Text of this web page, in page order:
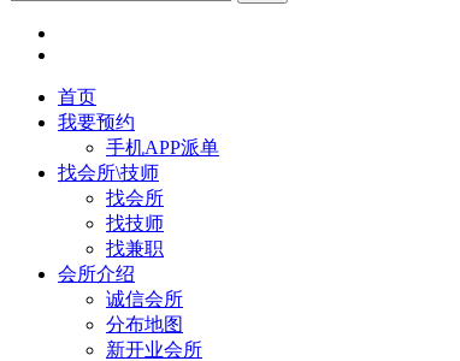
首页
我要预约
手机APP派单
找会所\技师
找会所
找技师
找兼职
会所介绍
诚信会所
分布地图
新开业会所